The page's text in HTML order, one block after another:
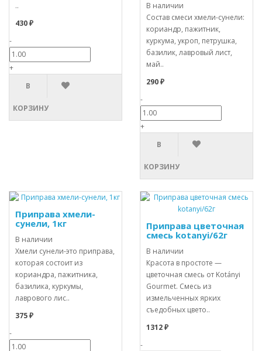
..
430 ₽
-
+
В
КОРЗИНУ
В наличии
Состав смеси хмели-сунели:
кориандр, пажитник,
куркума, укроп, петрушка,
базилик, лавровый лист,
май..
290 ₽
-
+
В
КОРЗИНУ
Приправа хмели-
сунели, 1кг
В наличии
Хмели сунели-это приправа,
которая состоит из
кориандра, пажитника,
базилика, куркумы,
лаврового лис..
375 ₽
-
Приправа цветочная
смесь kotanyi/62г
В наличии
Красота в простоте —
цветочная смесь от Kotányi
Gourmet. Смесь из
измельченных ярких
съедобных цвето..
1312 ₽
-